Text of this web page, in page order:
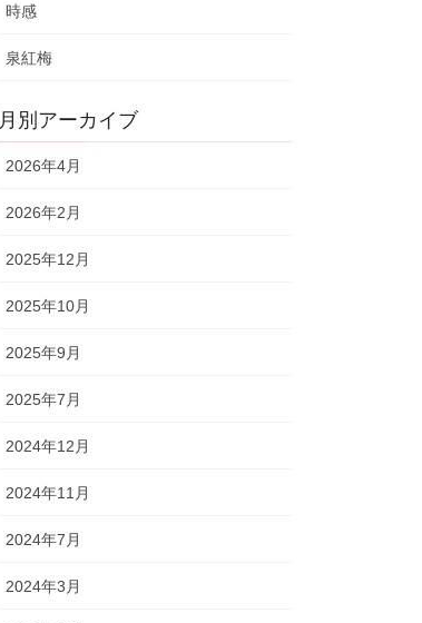
時感
泉紅梅
月別アーカイブ
2026年4月
2026年2月
2025年12月
2025年10月
2025年9月
2025年7月
2024年12月
2024年11月
2024年7月
2024年3月